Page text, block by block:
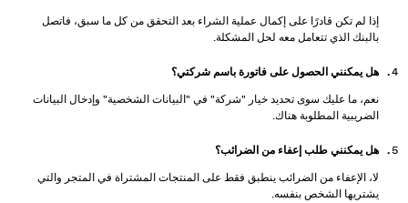
إذا لم تكن قادرًا على إكمال عملية الشراء بعد التحقق من كل ما سبق، فاتصل
بالبنك الذي تتعامل معه لحل المشكلة.
هل يمكنني الحصول على فاتورة باسم شركتي؟
نعم، ما عليك سوى تحديد خيار "شركة" في "البيانات الشخصية" وإدخال البيانات
الضريبية المطلوبة هناك.
هل يمكنني طلب إعفاء من الضرائب؟
لا، الإعفاء من الضرائب ينطبق فقط على المنتجات المشتراة في المتجر والتي
يشتريها الشخص بنفسه.